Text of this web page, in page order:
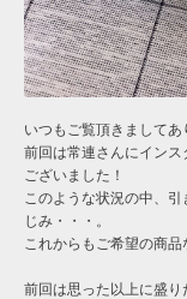
いつもご覧頂きまして
前回は常連さんにイン
ございました！
このような状況の中、
じみ・・・。
これからもご希望の商品
前回は思った以上に盛